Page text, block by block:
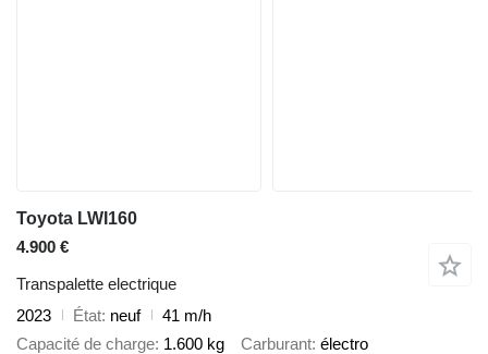
Toyota LWI160
4.900 €
Transpalette electrique
2023
État neuf
41 m/h
Capacité de charge 1.600 kg Carburant électro